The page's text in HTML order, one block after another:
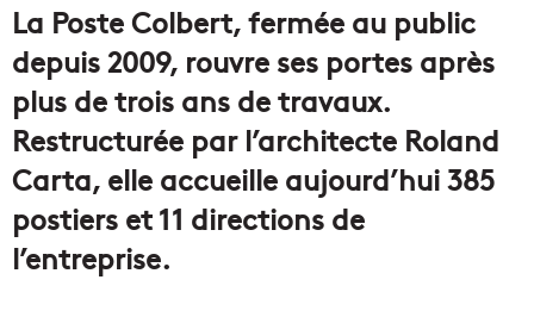
La Poste Colbert, fermée au public
depuis 2009, rouvre ses portes après
plus de trois ans de travaux.
Restructurée par l’architecte Roland
Carta, elle accueille aujourd’hui 385
postiers et 11 directions de
l’entreprise.